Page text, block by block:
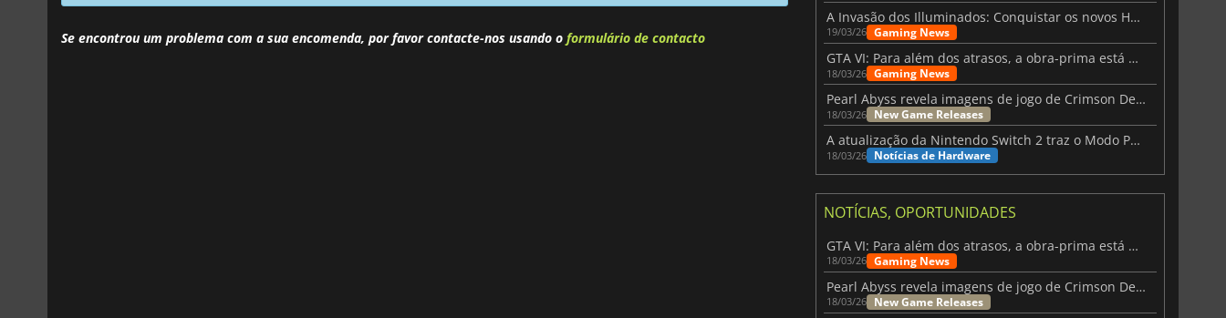
Se encontrou um problema com a sua encomenda, por favor contacte-nos usando o formulário de contacto
A Invasão dos Illuminados: Conquistar os novos Helldivers 2 Atualização!
19/03/26 Gaming News
GTA VI: Para além dos atrasos, a obra-prima está quase a chegar
18/03/26 Gaming News
Pearl Abyss revela imagens de jogo de Crimson Desert para a PS5
18/03/26 New Game Releases
A atualização da Nintendo Switch 2 traz o Modo Portátil aos jogos mais antigos da Switch
18/03/26 Notícias de Hardware
NOTÍCIAS, OPORTUNIDADES
GTA VI: Para além dos atrasos, a obra-prima está quase a chegar
18/03/26 Gaming News
Pearl Abyss revela imagens de jogo de Crimson Desert para a PS5
18/03/26 New Game Releases